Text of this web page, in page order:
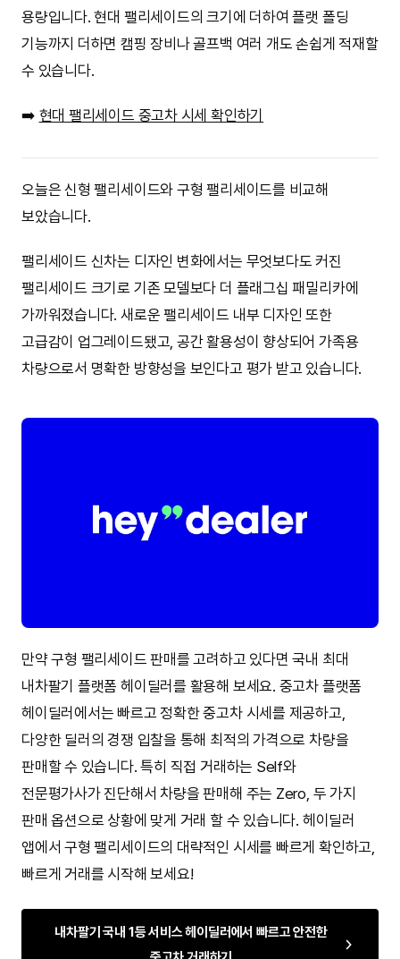
용량입니다. 현대 팰리세이드의 크기에 더하여 플랫 폴딩
기능까지 더하면 캠핑 장비나 골프백 여러 개도 손쉽게 적재할
수 있습니다.
➡️ 현대 팰리세이드 중고차 시세 확인하기
오늘은 신형 팰리세이드와 구형 팰리세이드를 비교해
보았습니다.
팰리세이드 신차는 디자인 변화에서는 무엇보다도 커진
팰리세이드 크기로 기존 모델보다 더 플래그십 패밀리카에
가까워졌습니다. 새로운 팰리세이드 내부 디자인 또한
고급감이 업그레이드됐고, 공간 활용성이 향상되어 가족용
차량으로서 명확한 방향성을 보인다고 평가 받고 있습니다.
만약 구형 팰리세이드 판매를 고려하고 있다면 국내 최대
내차팔기 플랫폼 헤이딜러를 활용해 보세요. 중고차 플랫폼
헤이딜러에서는 빠르고 정확한 중고차 시세를 제공하고,
다양한 딜러의 경쟁 입찰을 통해 최적의 가격으로 차량을
판매할 수 있습니다. 특히 직접 거래하는 Self와
전문평가사가 진단해서 차량을 판매해 주는 Zero, 두 가지
판매 옵션으로 상황에 맞게 거래 할 수 있습니다. 헤이딜러
앱에서 구형 팰리세이드의 대략적인 시세를 빠르게 확인하고,
빠르게 거래를 시작해 보세요!
내차팔기 국내 1등 서비스 헤이딜러에서 빠르고 안전한